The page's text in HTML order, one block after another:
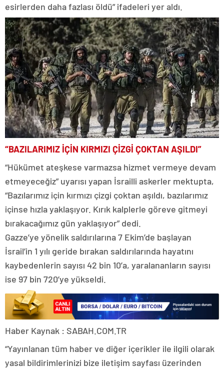
esirlerden daha fazlası öldü” ifadeleri yer aldı.
“BAZILARIMIZ İÇİN KIRMIZI ÇİZGİ ÇOKTAN AŞILDI”
“Hükümet ateşkese varmazsa hizmet vermeye devam
etmeyeceğiz” uyarısı yapan İsrailli askerler mektupta,
“Bazılarımız için kırmızı çizgi çoktan aşıldı, bazılarımız
içinse hızla yaklaşıyor. Kırık kalplerle göreve gitmeyi
bırakacağımız gün yaklaşıyor” dedi.
Gazze’ye yönelik saldırılarına 7 Ekim’de başlayan
İsrail’in 1 yılı geride bırakan saldırılarında hayatını
kaybedenlerin sayısı 42 bin 10’a, yaralananların sayısı
ise 97 bin 720’ye yükseldi.
Haber Kaynak : SABAH.COM.TR
“Yayınlanan tüm haber ve diğer içerikler ile ilgili olarak
yasal bildirimlerinizi bize iletişim sayfası üzerinden